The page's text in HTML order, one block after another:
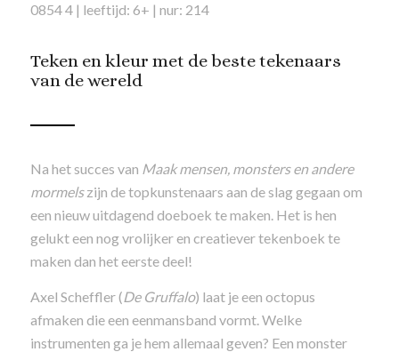
0854 4 | leeftijd: 6+ | nur: 214
Teken en kleur met de beste tekenaars
van de wereld
Na het succes van Maak mensen, monsters en andere
mormelszijn de topkunstenaars aan de slag gegaan om
een nieuw uitdagend doeboek te maken. Het is hen
gelukt een nog vrolijker en creatiever tekenboek te
maken dan het eerste deel!
Axel Scheffler (De Gruffalo) laat je een octopus
afmaken die een eenmansband vormt. Welke
instrumenten ga je hem allemaal geven? Een monster